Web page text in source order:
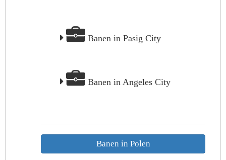
Banen in Pasig City
Banen in Angeles City
Banen in Polen